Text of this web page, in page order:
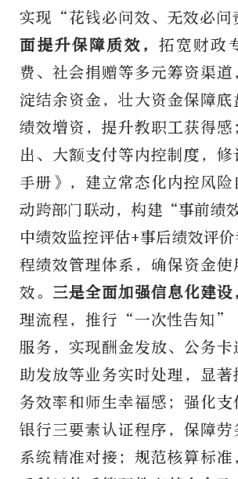
实现“花钱必问效、无效必问
面提升保障质效， 拓宽财政
费、社会捐赠等多元筹资渠道
淀结余资金，壮大资金保障底
绩效增资，提升教职工获得感
出、大额支付等内控制度，修
手册》，建立常态化内控风险
动跨部门联动，构建“事前绩
中绩效监控评估+事后绩效评
程绩效管理体系，确保资金使
效。 三是全面加强信息化建设
理流程，推行“一次性告知
服务，实现酬金发放、公务卡
助发放等业务实时处理，显著
务效率和师生幸福感；强化支
银行三要素认证程序，保障劳
系统精准对接；规范核算标准